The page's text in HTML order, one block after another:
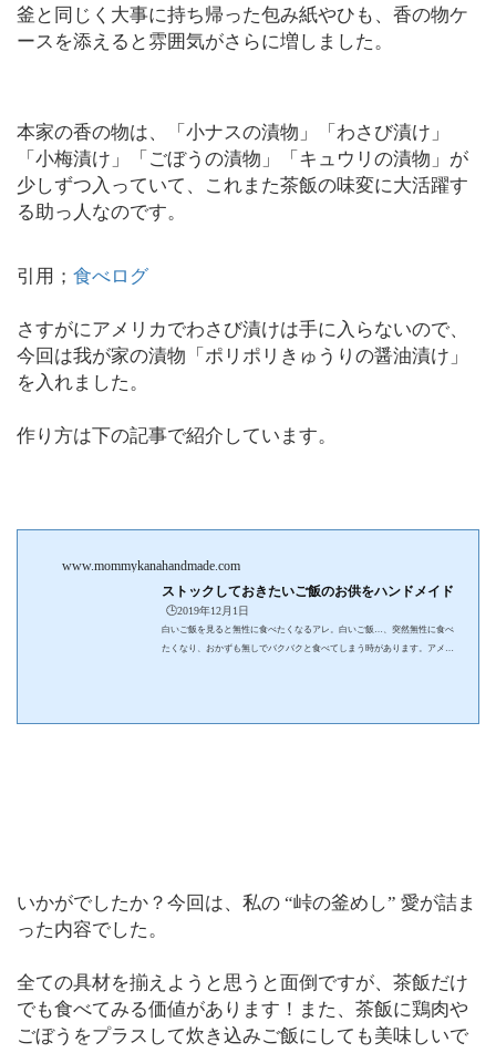
釜と同じく大事に持ち帰った包み紙やひも、香の物ケ
ースを添えると雰囲気がさらに増しました。
本家の香の物は、「小ナスの漬物」「わさび漬け」
「小梅漬け」「ごぼうの漬物」「キュウリの漬物」が
少しずつ入っていて、これまた茶飯の味変に大活躍す
る助っ人なのです。
引用； 食べログ
さすがにアメリカでわさび漬けは手に入らないので、
今回は我が家の漬物「ポリポリきゅうりの醤油漬け」
を入れました。
作り方は下の記事で紹介しています。
www.mommykanahandmade.com
ストックしておきたいご飯のお供をハンドメイド
🕒️2019年12月1日
白いご飯を見ると無性に食べたくなるアレ。白いご飯…、突然無性に食べ
たくなり、おかずも無しでバクバクと食べてしまう時があります。アメリ
アメリカでは、ふりかけやお漬物を簡単は買えません。高いお金を払っ
いかがでしたか？今回は、私の “峠の釜めし” 愛が詰ま
った内容でした。
全ての具材を揃えようと思うと面倒ですが、茶飯だけ
でも食べてみる価値があります！また、茶飯に鶏肉や
ごぼうをプラスして炊き込みご飯にしても美味しいで